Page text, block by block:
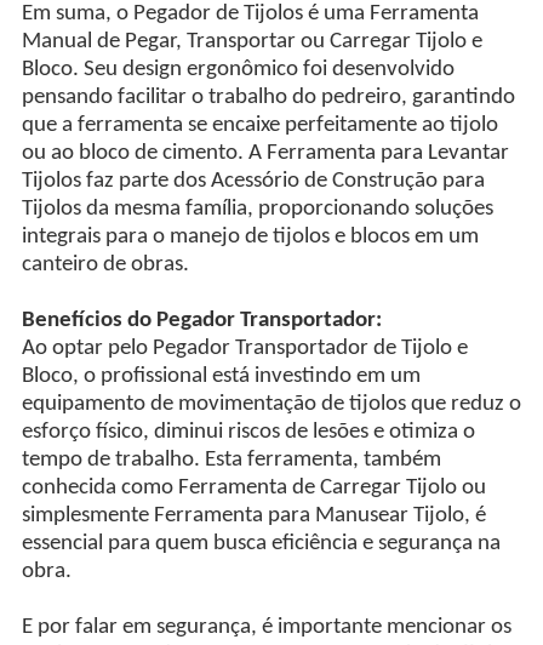
Em suma, o Pegador de Tijolos é uma Ferramenta
Manual de Pegar, Transportar ou Carregar Tijolo e
Bloco. Seu design ergonômico foi desenvolvido
pensando facilitar o trabalho do pedreiro, garantindo
que a ferramenta se encaixe perfeitamente ao tijolo
ou ao bloco de cimento. A Ferramenta para Levantar
Tijolos faz parte dos Acessório de Construção para
Tijolos da mesma família, proporcionando soluções
integrais para o manejo de tijolos e blocos em um
canteiro de obras.
Benefícios do Pegador Transportador:
Ao optar pelo Pegador Transportador de Tijolo e
Bloco, o profissional está investindo em um
equipamento de movimentação de tijolos que reduz o
esforço físico, diminui riscos de lesões e otimiza o
tempo de trabalho. Esta ferramenta, também
conhecida como Ferramenta de Carregar Tijolo ou
simplesmente Ferramenta para Manusear Tijolo, é
essencial para quem busca eficiência e segurança na
obra.
E por falar em segurança, é importante mencionar os